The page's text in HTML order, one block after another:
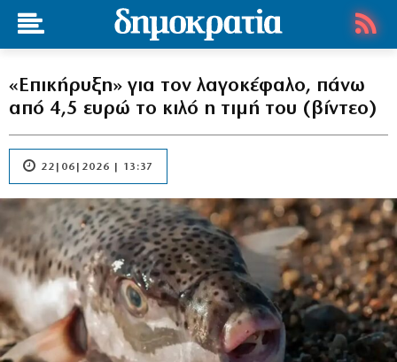
«Επικήρυξη» για τον λαγοκέφαλο, πάνω
από 4,5 ευρώ το κιλό η τιμή του (βίντεο)
22|06|2026 | 13:37